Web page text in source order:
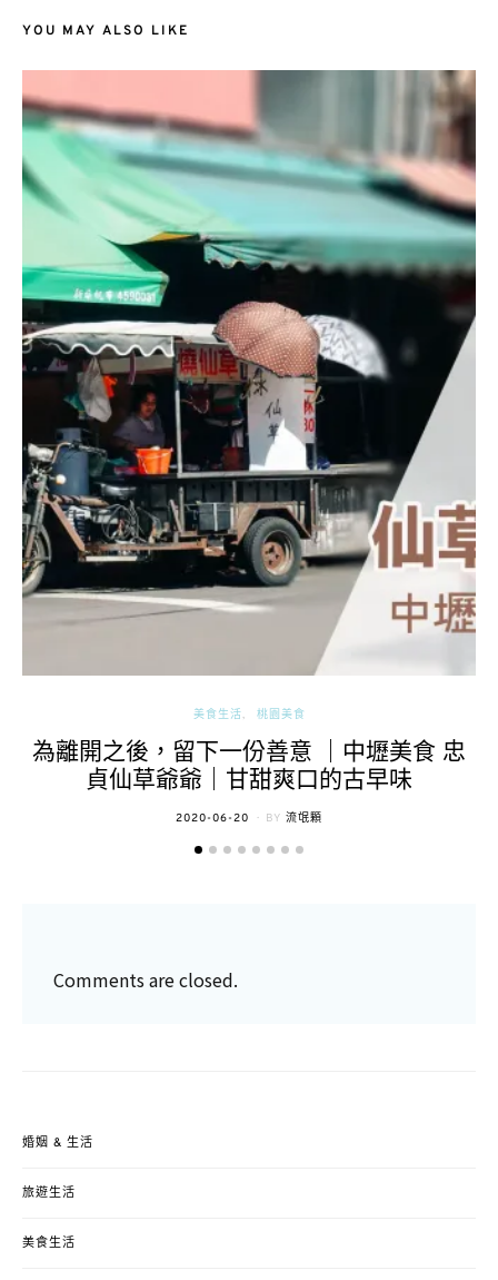
YOU MAY ALSO LIKE
美食生活 桃園美食
為離開之後，留下一份善意 ｜中壢美食 忠
貞仙草爺爺｜甘甜爽口的古早味
POSTED
2020-06-20 BY 流氓顆
Comments are closed.
婚姻 & 生活
旅遊生活
美食生活